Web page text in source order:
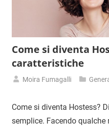
Come si diventa
caratteristiche
Agosto
Moira Fumagalli
Come si diventa Hostess?
semplice. Facendo qualche